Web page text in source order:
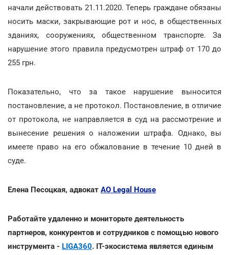
начали действовать 21.11.2020. Теперь граждане обязаны
носить маски, закрывающие рот и нос, в общественных
зданиях, сооружениях, общественном транспорте. За
нарушение этого правила предусмотрен штраф от 170 до
255 грн.
Показательно, что за такое нарушение выносится
постановление, а не протокол. Постановление, в отличие
от протокола, не направляется в суд на рассмотрение и
вынесение решения о наложении штрафа. Однако, вы
имеете право на его обжалование в течение 10 дней в
суде.
Елена Песоцкая, адвокат АО Legal House
Работайте удаленно и мониторьте деятельность
партнеров, конкурентов и сотрудников с помощью нового
инструмента - LIGA360. IT-экосистема является единым